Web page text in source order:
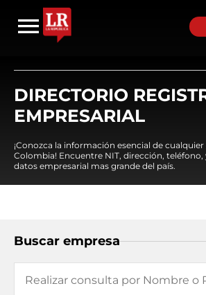
DIRECTORIO
EMPRESARIAL
¡Conozca la información esencial de
Colombia! Encuentre NIT, dirección, teléfono,
datos empresarial mas grande del país.
Buscar empresa